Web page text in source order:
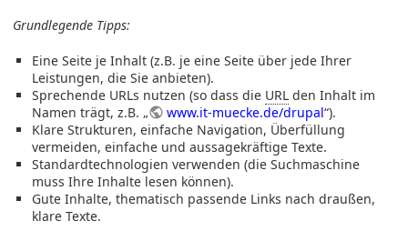
Grundlegende Tipps:
Eine Seite je Inhalt (z.B. je eine Seite über jede Ihrer
Leistungen, die Sie anbieten).
Sprechende URLs nutzen (so dass die URL den Inhalt im
Namen trägt, z.B. „
www.it-muecke.de/drupal“).
Klare Strukturen, einfache Navigation, Überfüllung
vermeiden, einfache und aussagekräftige Texte.
Standardtechnologien verwenden (die Suchmaschine
muss Ihre Inhalte lesen können).
Gute Inhalte, thematisch passende Links nach draußen,
klare Texte.